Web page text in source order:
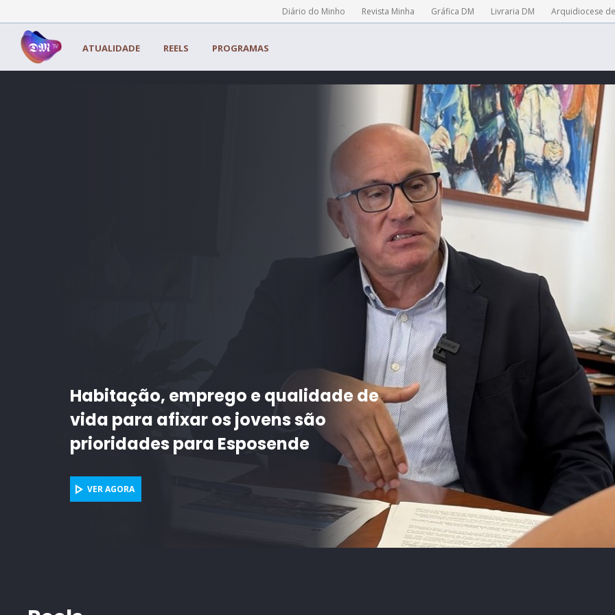
Diário do Minho Revista Minha Gráfica DM Livraria DM Arquidiocese
ATUALIDADE REELS PROGRAMAS
Intercâmbio com cidade de Cali
deixa em Braga mural artístico
VER AGORA